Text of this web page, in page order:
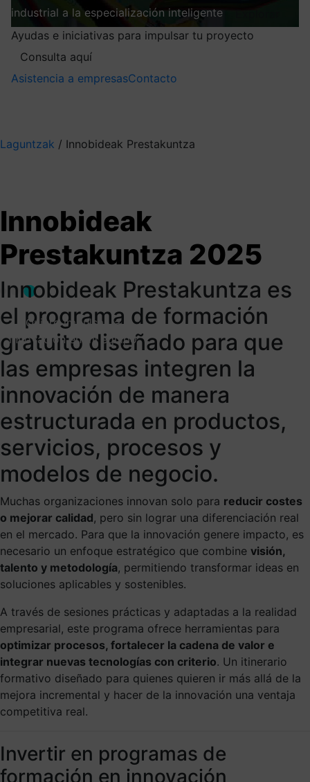
industrial a la especialización inteligente
Ayudas e iniciativas para impulsar tu proyecto
Consulta aquí
Asistencia a empresasContacto
Laguntzak / Innobideak Prestakuntza
para competir en
valor
Quiero impulsar la
innovación en mi equipo
Innobideak
Prestakuntza 2025
Innobideak Prestakuntza es
el programa de formación
gratuito diseñado para que
las empresas integren la
innovación de manera
estructurada en productos,
servicios, procesos y
modelos de negocio.
Muchas organizaciones innovan solo para reducir costes
o mejorar calidad, pero sin lograr una diferenciación real
en el mercado. Para que la innovación genere impacto, es
necesario un enfoque estratégico que combine visión,
talento y metodología, permitiendo transformar ideas en
soluciones aplicables y sostenibles.
A través de sesiones prácticas y adaptadas a la realidad
empresarial, este programa ofrece herramientas para
optimizar procesos, fortalecer la cadena de valor e
integrar nuevas tecnologías con criterio. Un itinerario
formativo diseñado para quienes quieren ir más allá de la
mejora incremental y hacer de la innovación una ventaja
competitiva real.
Invertir en programas de
formación en innovación